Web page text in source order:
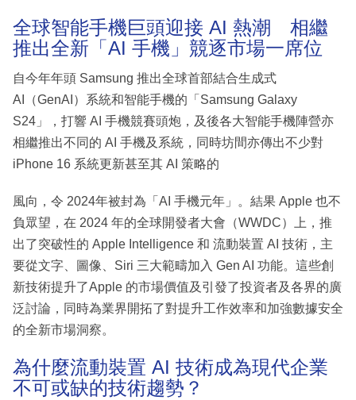
閱
專
全球智能手機巨頭迎接 AI 熱潮 相繼
推出全新「AI 手機」競逐市場一席位
自今年年頭 Samsung 推出全球首部結合生成式
AI（GenAI）系統和智能手機的「Samsung Galaxy
S24」，打響 AI 手機競賽頭炮，及後各大智能手機陣營亦
相繼推出不同的 AI 手機及系統，同時坊間亦傳出不少對
iPhone 16 系統更新甚至其 AI 策略的
風向，令 2024年被封為「AI 手機元年」。結果 Apple 也不
負眾望，在 2024 年的全球開發者大會（WWDC）上，推
出了突破性的 Apple Intelligence 和 流動裝置 AI 技術，主
要從文字、圖像、Siri 三大範疇加入 Gen AI 功能。這些創
新技術提升了Apple 的市場價值及引發了投資者及各界的廣
泛討論，同時為業界開拓了對提升工作效率和加強數據安全
的全新市場洞察。
為什麼流動裝置 AI 技術成為現代企業
不可或缺的技術趨勢？